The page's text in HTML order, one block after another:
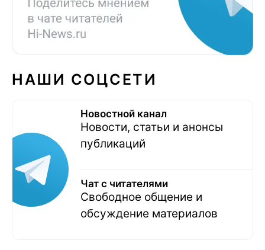
НАШИ СОЦСЕТИ
Новостной канал
Новости, статьи и анонсы
публикаций
Чат с читателями
Свободное общение и
обсуждение материалов